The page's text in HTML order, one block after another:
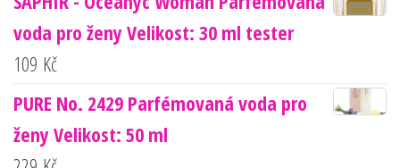
voda pro ženy Velikost: 30 ml tester
109 Kč
PURE No. 2429 Parfémovaná voda pro
ženy Velikost: 50 ml